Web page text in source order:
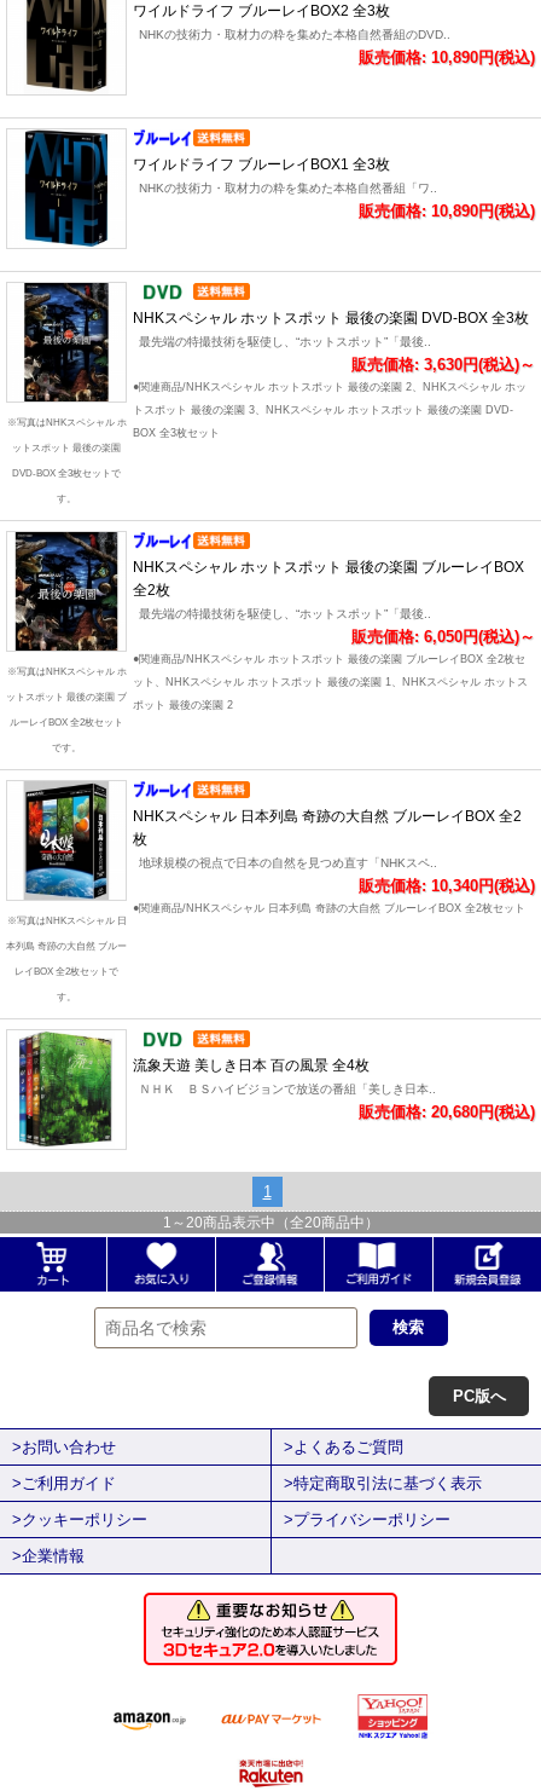
ワイルドライフ ブルーレイBOX2 全3枚
NHKの技術力・取材力の粋を集めた本格自然番組のDVD..
販売価格: 10,890円(税込)
ワイルドライフ ブルーレイBOX1 全3枚
NHKの技術力・取材力の粋を集めた本格自然番組「ワ..
販売価格: 10,890円(税込)
※写真はNHKスペシャル ホ
ットスポット 最後の楽園
DVD-BOX 全3枚セットで
す。
NHKスペシャル ホットスポット 最後の楽園 DVD-BOX 全3枚
最先端の特撮技術を駆使し、“ホットスポット”「最後..
販売価格: 3,630円(税込)～
●関連商品/NHKスペシャル ホットスポット 最後の楽園 2、NHKスペシャル ホッ
トスポット 最後の楽園 3、NHKスペシャル ホットスポット 最後の楽園 DVD-
BOX 全3枚セット
※写真はNHKスペシャル ホ
ットスポット 最後の楽園 ブ
ルーレイBOX 全2枚セット
です。
NHKスペシャル ホットスポット 最後の楽園 ブルーレイBOX
全2枚
最先端の特撮技術を駆使し、“ホットスポット”「最後..
販売価格: 6,050円(税込)～
●関連商品/NHKスペシャル ホットスポット 最後の楽園 ブルーレイBOX 全2枚セ
ット、NHKスペシャル ホットスポット 最後の楽園 1、NHKスペシャル ホットス
ポット 最後の楽園 2
※写真はNHKスペシャル 日
本列島 奇跡の大自然 ブルー
レイBOX 全2枚セットで
す。
NHKスペシャル 日本列島 奇跡の大自然 ブルーレイBOX 全2
枚
地球規模の視点で日本の自然を見つめ直す「NHKスペ..
販売価格: 10,340円(税込)
●関連商品/NHKスペシャル 日本列島 奇跡の大自然 ブルーレイBOX 全2枚セット
流象天遊 美しき日本 百の風景 全4枚
ＮＨＫ ＢＳハイビジョンで放送の番組「美しき日本..
販売価格: 20,680円(税込)
1
1 ～ 20商品表示中（全20商品中）
PC版へ
>お問い合わせ
>よくあるご質問
>ご利用ガイド
>特定商取引法に基づく表示
>クッキーポリシー
>プライバシーポリシー
>企業情報